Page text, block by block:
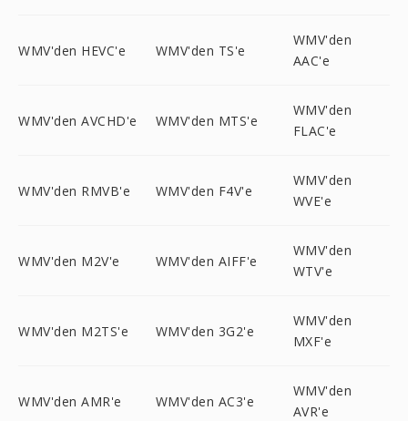
WMV'den HEVC'e WMV'den TS'e
WMV'den
AAC'e
WMV'den AVCHD'e WMV'den MTS'e
WMV'den
FLAC'e
WMV'den RMVB'e WMV'den F4V'e
WMV'den
WVE'e
WMV'den M2V'e WMV'den AIFF'e
WMV'den
WTV'e
WMV'den M2TS'e WMV'den 3G2'e
WMV'den
MXF'e
WMV'den AMR'e WMV'den AC3'e
WMV'den
AVR'e